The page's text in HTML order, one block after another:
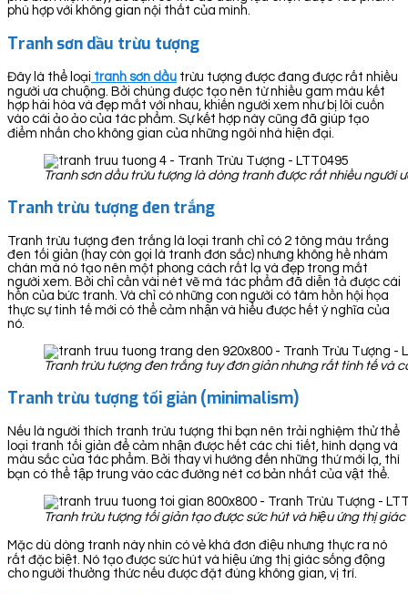
phù hợp với không gian nội thất của mình.
Tranh sơn dầu trừu tượng
Đây là thể loại tranh sơn dầu trừu tượng được đang được rất nhiều
người ưa chuộng. Bởi chúng được tạo nên từ nhiều gam màu kết
hợp hài hòa và đẹp mắt với nhau, khiến người xem như bị lôi cuốn
vào cái ảo ảo của tác phẩm. Sự kết hợp này cũng đã giúp tạo
điểm nhấn cho không gian của những ngôi nhà hiện đại.
Tranh sơn dầu trừu tượng là dòng tranh được rất nhiều người
Tranh trừu tượng đen trắng
Tranh trừu tượng đen trắng là loại tranh chỉ có 2 tông màu trắng
đen tối giản (hay còn gọi là tranh đơn sắc) nhưng không hề nhàm
chán mà nó tạo nên một phong cách rất lạ và đẹp trong mắt
người xem. Bởi chỉ cần vài nét vẽ mà tác phẩm đã diễn tả được cái
hồn của bức tranh. Và chỉ có những con người có tâm hồn hội họa
thực sự tinh tế mới có thể cảm nhận và hiểu được hết ý nghĩa của
nó.
Tranh trừu tượng đen trắng tuy đơn giản nhưng rất tinh tế và
Tranh trừu tượng tối giản (minimalism)
Nếu là người thích tranh trừu tượng thì bạn nên trải nghiệm thử thể
loại tranh tối giản để cảm nhận được hết các chi tiết, hình dạng và
màu sắc của tác phẩm. Bởi thay vì hướng đến những thứ mới lạ, thì
bạn có thể tập trung vào các đường nét cơ bản nhất của vật thể.
Tranh trừu tượng tối giản tạo được sức hút và hiệu ứng thị
Mặc dù dòng tranh này nhìn có vẻ khá đơn điệu nhưng thực ra nó
rất đặc biệt. Nó tạo được sức hút và hiệu ứng thị giác sống động
cho người thưởng thức nếu được đặt đúng không gian, vị trí.